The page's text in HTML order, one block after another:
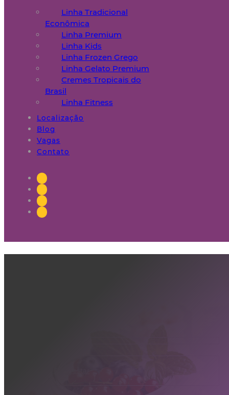
Linha Tradicional
Econômica
Linha Premium
Linha Kids
Linha Frozen Grego
Linha Gelato Premium
Cremes Tropicais do
Brasil
Linha Fitness
Localização
Blog
Vagas
Contato